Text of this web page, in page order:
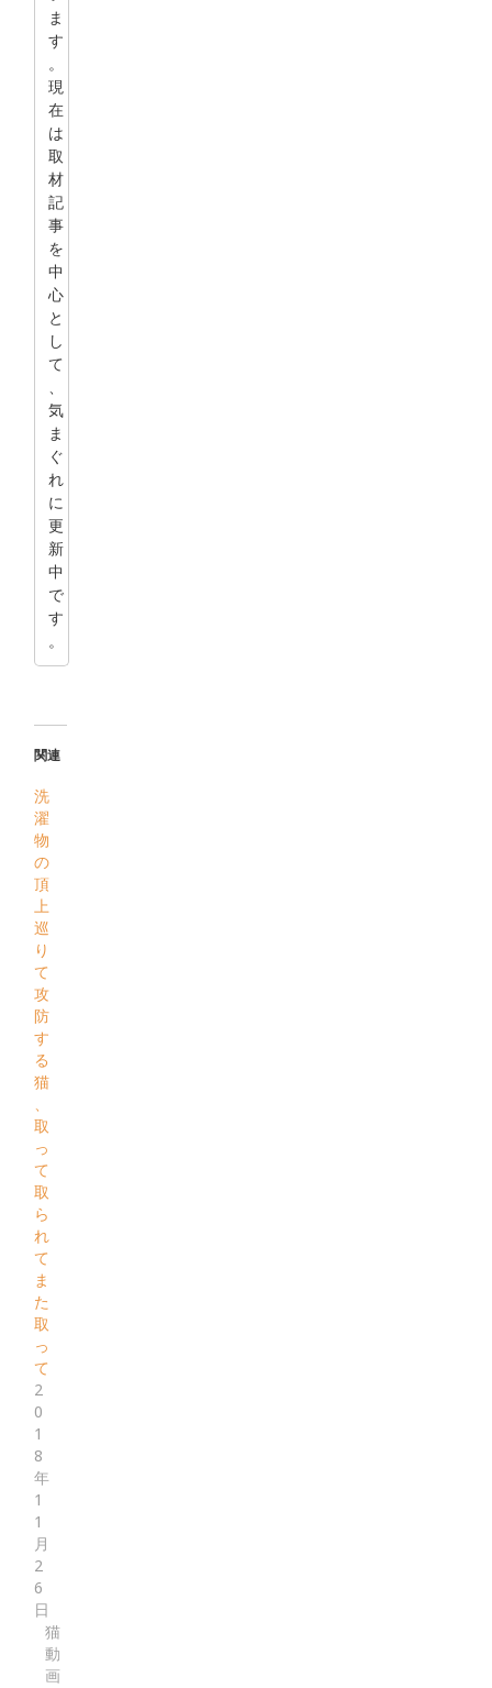
ま
す
。
現
在
は
取
材
記
事
を
中
心
と
し
て
、
気
ま
ぐ
れ
に
更
新
中
で
す
。
関連
洗
濯
物
の
頂
上
巡
り
て
攻
防
す
る
猫
、
取
っ
て
取
ら
れ
て
ま
た
取
っ
て
2
0
1
8
年
1
1
月
2
6
日
猫
動
画